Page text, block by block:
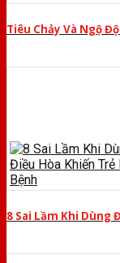
Tiêu Chảy Và Ngộ
8 Sai Lầm Khi Dùng